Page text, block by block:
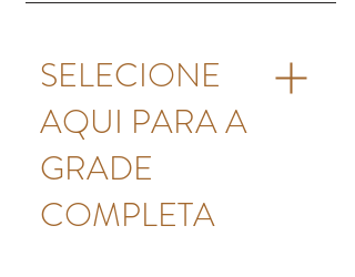
SELECIONE
AQUI PARA A
GRADE
COMPLETA